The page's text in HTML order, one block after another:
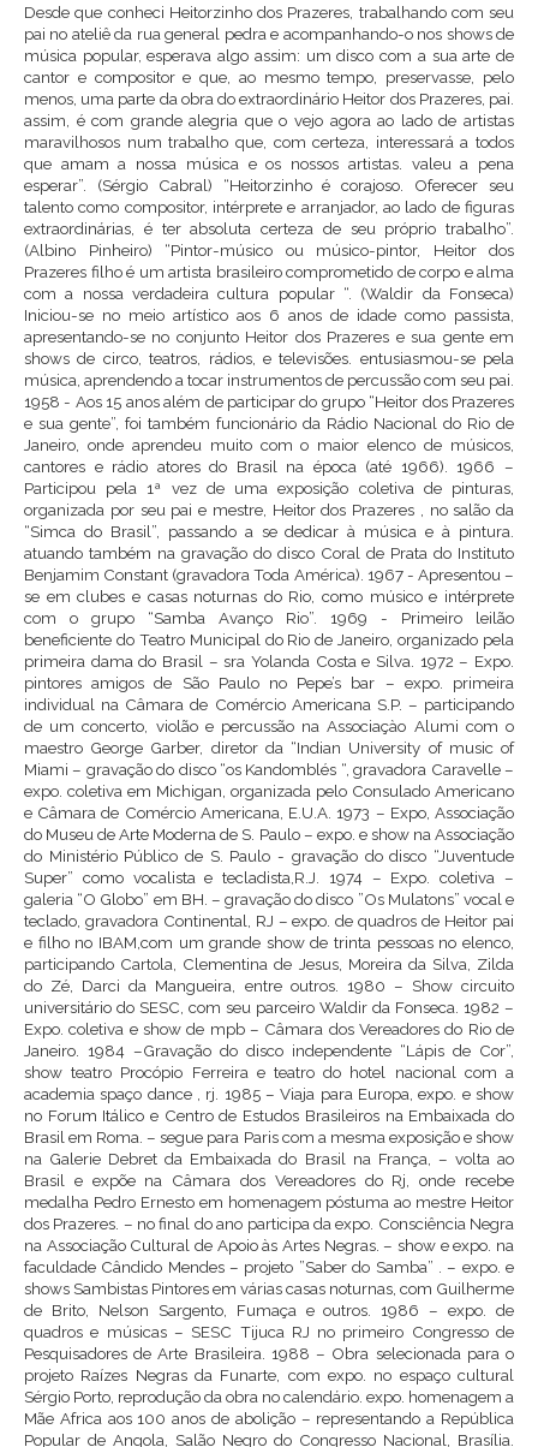
Desde que conheci Heitorzinho dos Prazeres, trabalhando com seu
pai no ateliê da rua general pedra e acompanhando-o nos shows de
música popular, esperava algo assim: um disco com a sua arte de
cantor e compositor e que, ao mesmo tempo, preservasse, pelo
menos, uma parte da obra do extraordinário Heitor dos Prazeres, pai.
assim, é com grande alegria que o vejo agora ao lado de artistas
maravilhosos num trabalho que, com certeza, interessará a todos
que amam a nossa música e os nossos artistas. valeu a pena
esperar”. (Sérgio Cabral) “Heitorzinho é corajoso. Oferecer seu
talento como compositor, intérprete e arranjador, ao lado de figuras
extraordinárias, é ter absoluta certeza de seu próprio trabalho”.
(Albino Pinheiro) “Pintor-músico ou músico-pintor, Heitor dos
Prazeres filho é um artista brasileiro comprometido de corpo e alma
com a nossa verdadeira cultura popular “. (Waldir da Fonseca)
Iniciou-se no meio artístico aos 6 anos de idade como passista,
apresentando-se no conjunto Heitor dos Prazeres e sua gente em
shows de circo, teatros, rádios, e televisões. entusiasmou-se pela
música, aprendendo a tocar instrumentos de percussão com seu pai.
1958 - Aos 15 anos além de participar do grupo “Heitor dos Prazeres
e sua gente”, foi também funcionário da Rádio Nacional do Rio de
Janeiro, onde aprendeu muito com o maior elenco de músicos,
cantores e rádio atores do Brasil na época (até 1966). 1966 –
Participou pela 1ª vez de uma exposição coletiva de pinturas,
organizada por seu pai e mestre, Heitor dos Prazeres , no salão da
“Simca do Brasil”, passando a se dedicar à música e à pintura.
atuando também na gravação do disco Coral de Prata do Instituto
Benjamim Constant (gravadora Toda América). 1967 - Apresentou –
se em clubes e casas noturnas do Rio, como músico e intérprete
com o grupo “Samba Avanço Rio”. 1969 - Primeiro leilão
beneficiente do Teatro Municipal do Rio de Janeiro, organizado pela
primeira dama do Brasil – sra Yolanda Costa e Silva. 1972 – Expo.
pintores amigos de São Paulo no Pepe’s bar – expo. primeira
individual na Câmara de Comércio Americana S.P. – participando
de um concerto, violão e percussão na Associaçào Alumi com o
maestro George Garber, diretor da “Indian University of music of
Miami – gravação do disco “os Kandomblés “, gravadora Caravelle –
expo. coletiva em Michigan, organizada pelo Consulado Americano
e Câmara de Comércio Americana, E.U.A. 1973 – Expo, Associação
do Museu de Arte Moderna de S. Paulo – expo. e show na Associação
do Ministério Público de S. Paulo - gravação do disco “Juventude
Super” como vocalista e tecladista,R.J. 1974 – Expo. coletiva –
galeria “O Globo” em BH. – gravação do disco ”Os Mulatons” vocal e
teclado, gravadora Continental, RJ – expo. de quadros de Heitor pai
e filho no IBAM,com um grande show de trinta pessoas no elenco,
participando Cartola, Clementina de Jesus, Moreira da Silva, Zilda
do Zé, Darci da Mangueira, entre outros. 1980 – Show circuito
universitário do SESC, com seu parceiro Waldir da Fonseca. 1982 –
Expo. coletiva e show de mpb – Câmara dos Vereadores do Rio de
Janeiro. 1984 –Gravação do disco independente “Lápis de Cor”,
show teatro Procópio Ferreira e teatro do hotel nacional com a
academia spaço dance , rj. 1985 – Viaja para Europa, expo. e show
no Forum Itálico e Centro de Estudos Brasileiros na Embaixada do
Brasil em Roma. – segue para Paris com a mesma exposição e show
na Galerie Debret da Embaixada do Brasil na França, – volta ao
Brasil e expõe na Câmara dos Vereadores do Rj, onde recebe
medalha Pedro Ernesto em homenagem póstuma ao mestre Heitor
dos Prazeres. – no final do ano participa da expo. Consciência Negra
na Associação Cultural de Apoio às Artes Negras. – show e expo. na
faculdade Cândido Mendes – projeto ”Saber do Samba” . – expo. e
shows Sambistas Pintores em várias casas noturnas, com Guilherme
de Brito, Nelson Sargento, Fumaça e outros. 1986 – expo. de
quadros e músicas – SESC Tijuca RJ no primeiro Congresso de
Pesquisadores de Arte Brasileira. 1988 – Obra selecionada para o
projeto Raízes Negras da Funarte, com expo. no espaço cultural
Sérgio Porto, reprodução da obra no calendário. expo. homenagem a
Mãe Africa aos 100 anos de abolição – representando a República
Popular de Angola, Salão Negro do Congresso Nacional, Brasília.